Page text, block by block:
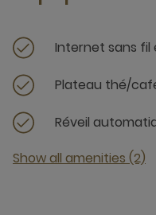
Internet sans fil
Plateau thé/
Réveil
Show all amenities (2)